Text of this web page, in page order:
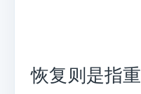
恢复则是指